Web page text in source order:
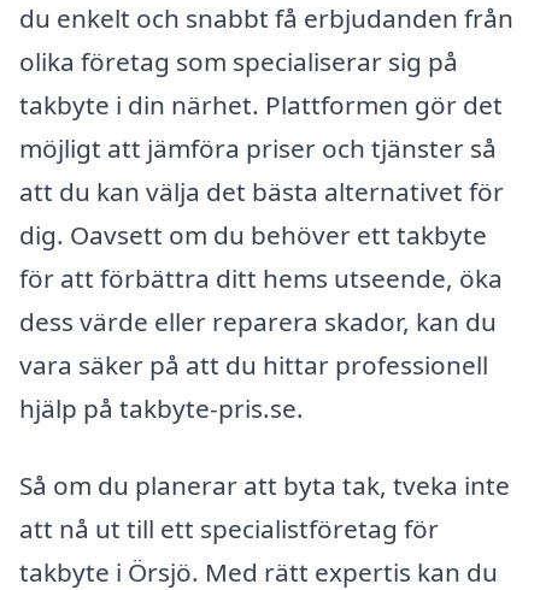
du enkelt och snabbt få erbjudanden från
olika företag som specialiserar sig på
takbyte i din närhet. Plattformen gör det
möjligt att jämföra priser och tjänster så
att du kan välja det bästa alternativet för
dig. Oavsett om du behöver ett takbyte
för att förbättra ditt hems utseende, öka
dess värde eller reparera skador, kan du
vara säker på att du hittar professionell
hjälp på takbyte-pris.se.
Så om du planerar att byta tak, tveka inte
att nå ut till ett specialistföretag för
takbyte i Örsjö. Med rätt expertis kan du